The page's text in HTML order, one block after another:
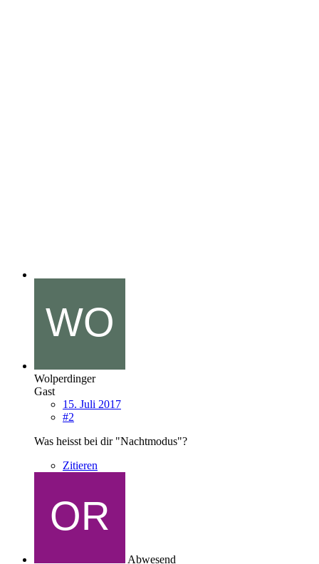
Wolperdinger
Gast
15. Juli 2017
#2
Was heisst bei dir "Nachtmodus"?
Zitieren
Abwesend